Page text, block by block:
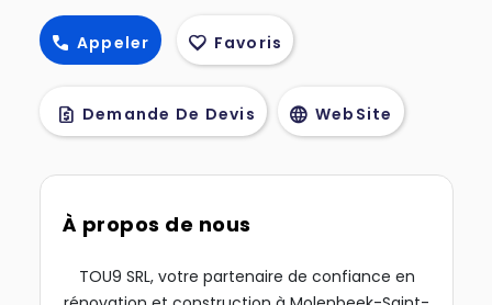
call Appeler favorite Favoris
request_quote Demande De Devis language WebSite
À propos de nous
TOU9 SRL, votre partenaire de confiance en